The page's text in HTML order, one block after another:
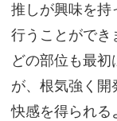
推しが興味を持
行うことができ
どの部位も最
が、根気強く開
快感を得られる